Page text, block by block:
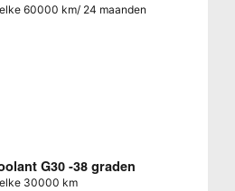
60000 km/ 24 maanden
G30 -38 graden
30000 km